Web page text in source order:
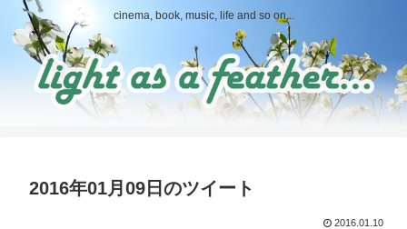
cinema, book, music, life and so on...
2016年01月09日のツイート
2016.01.10